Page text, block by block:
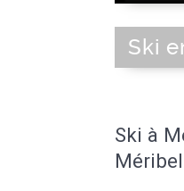
Ski
Ski à
Méribel